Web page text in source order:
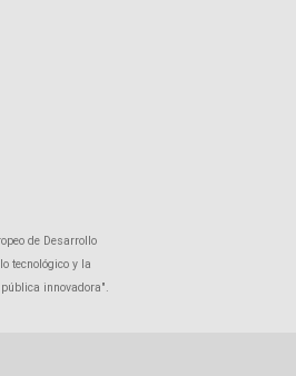
de Desarrollo
tecnológico y la
innovadora".